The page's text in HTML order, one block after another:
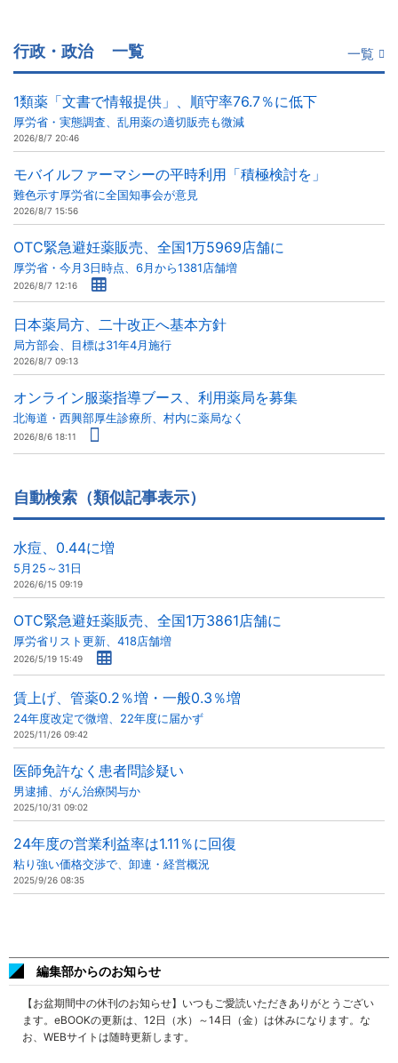
行政・政治 一覧 一覧
1類薬「文書で情報提供」、順守率76.7％に低下
厚労省・実態調査、乱用薬の適切販売も微減
2026/8/7 20:46
モバイルファーマシーの平時利用「積極検討を」
難色示す厚労省に全国知事会が意見
2026/8/7 15:56
OTC緊急避妊薬販売、全国1万5969店舗に
厚労省・今月3日時点、6月から1381店舗増
2026/8/7 12:16
日本薬局方、二十改正へ基本方針
局方部会、目標は31年4月施行
2026/8/7 09:13
オンライン服薬指導ブース、利用薬局を募集
北海道・西興部厚生診療所、村内に薬局なく
2026/8/6 18:11
自動検索（類似記事表示）
水痘、0.44に増
5月25～31日
2026/6/15 09:19
OTC緊急避妊薬販売、全国1万3861店舗に
厚労省リスト更新、418店舗増
2026/5/19 15:49
賃上げ、管薬0.2％増・一般0.3％増
24年度改定で微増、22年度に届かず
2025/11/26 09:42
医師免許なく患者問診疑い
男逮捕、がん治療関与か
2025/10/31 09:02
24年度の営業利益率は1.11％に回復
粘り強い価格交渉で、卸連・経営概況
2025/9/26 08:35
編集部からのお知らせ
【お盆期間中の休刊のお知らせ】いつもご愛読いただきありがとうござい
ます。eBOOKの更新は、12日（水）～14日（金）は休みになります。な
お、WEBサイトは随時更新します。